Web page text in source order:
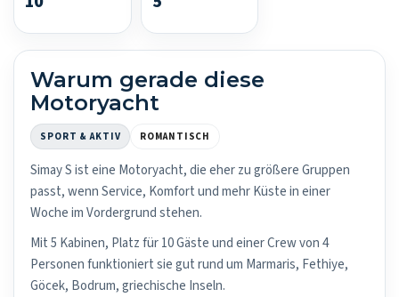
Warum gerade diese
Motoryacht
SPORT & AKTIV ROMANTISCH
Simay S ist eine Motoryacht, die eher zu größere Gruppen
passt, wenn Service, Komfort und mehr Küste in einer
Woche im Vordergrund stehen.
Mit 5 Kabinen, Platz für 10 Gäste und einer Crew von 4
Personen funktioniert sie gut rund um Marmaris, Fethiye,
Göcek, Bodrum, griechische Inseln.